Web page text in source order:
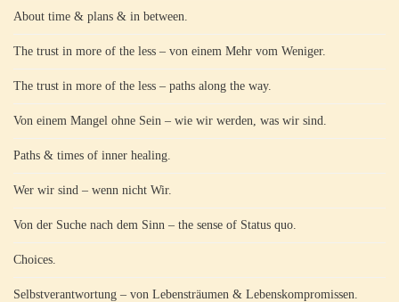
About time & plans & in between.
The trust in more of the less – von einem Mehr vom Weniger.
The trust in more of the less – paths along the way.
Von einem Mangel ohne Sein – wie wir werden, was wir sind.
Paths & times of inner healing.
Wer wir sind – wenn nicht Wir.
Von der Suche nach dem Sinn – the sense of Status quo.
Choices.
Selbstverantwortung – von Lebensträumen & Lebenskompromissen.